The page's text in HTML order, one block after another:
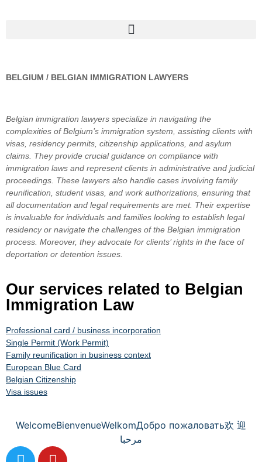
BELGIUM / BELGIAN IMMIGRATION LAWYERS
Belgian immigration lawyers specialize in navigating the
complexities of Belgium’s immigration system, assisting clients with
visas, residency permits, citizenship applications, and asylum
claims. They provide crucial guidance on compliance with
immigration laws and represent clients in administrative and judicial
proceedings. These lawyers also handle cases involving family
reunification, student visas, and work authorizations, ensuring that
all documentation and legal requirements are met. Their expertise
is invaluable for individuals and families looking to establish legal
residency or navigate the challenges of the Belgian immigration
process. Moreover, they advocate for clients’ rights in the face of
deportation or detention issues.
Our services related to Belgian
Immigration Law
Professional card / business incorporation
Single Permit (Work Permit)
Family reunification in business context
European Blue Card
Belgian Citizenship
Visa issues
WelcomeBienvenueWelkomДобро пожаловать欢 迎
مرحبا